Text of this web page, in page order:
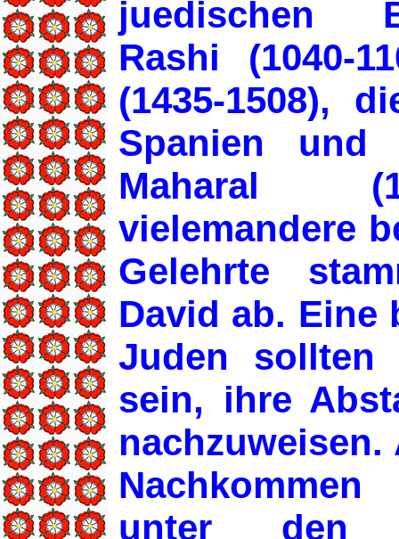
juedischen
Rashi (1040-
(1435-1508),
Spanien und
Maharal
vielemandere
Gelehrte
David ab. Eine
Juden
sein, ihre
unter den